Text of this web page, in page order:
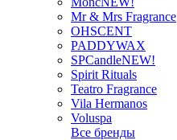
Mr & Mrs Fragrance
OHSCENT
PADDYWAX
SPCandleNEW!
Spirit Rituals
Teatro Fragrance
Vila Hermanos
Voluspa
Все бренды